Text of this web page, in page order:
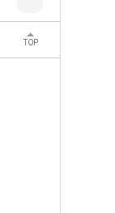
TOP